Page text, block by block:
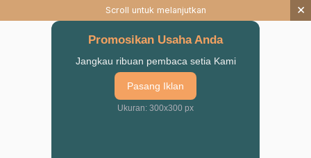
Scroll untuk melanjutkan ×
Promosikan Usaha Anda
Jangkau ribuan pembaca setia Kami
Pasang Iklan
Ukuran: 300x300 px